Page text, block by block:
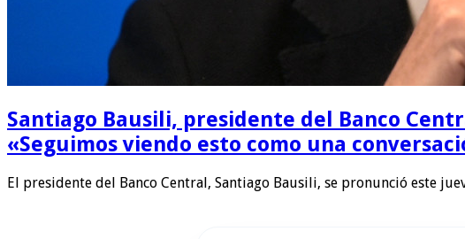
Santiago Bausili, presidente del Banco
«Seguimos viendo esto como una
El presidente del Banco Central, Santiago Bausili, se pronunció este